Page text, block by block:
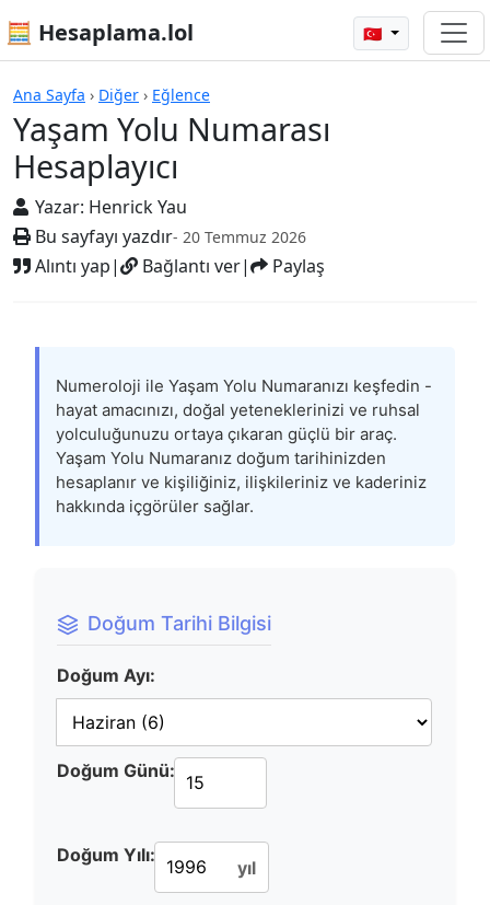
🧮 Hesaplama.lol 🇹🇷
Ana Sayfa › Diğer › Eğlence
Yaşam Yolu Numarası
Hesaplayıcı
Yazar: Henrick Yau
Bu sayfayı yazdır- 20 Temmuz 2026
Alıntı yap| Bağlantı ver| Paylaş
Yaşam Yolu Numarası Hesaplayıcı
Numeroloji ile Yaşam Yolu Numaranızı keşfedin -
hayat amacınızı, doğal yeteneklerinizi ve ruhsal
yolculuğunuzu ortaya çıkaran güçlü bir araç.
Yaşam Yolu Numaranız doğum tarihinizden
hesaplanır ve kişiliğiniz, ilişkileriniz ve kaderiniz
hakkında içgörüler sağlar.
Doğum Tarihi Bilgisi
Doğum Ayı:
Doğum Günü:
Doğum Yılı:
yıl